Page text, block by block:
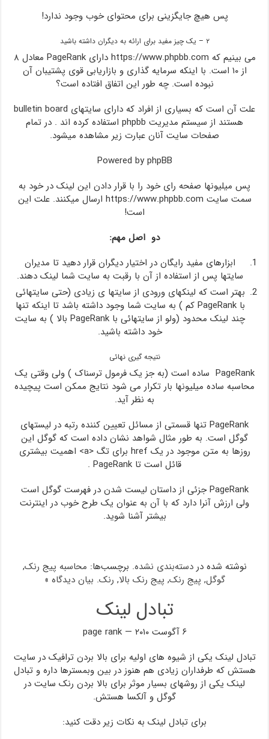
پس هیچ جایگزینی برای محتوای خوب وجود ندارد!
۲ – یک چیز مفید برای ارائه به دیگران داشته باشید
می بینیم که https://www.phpbb.com دارای PageRank معادل ۸
از ۱۰ است. با اینکه سرمایه گذاری و بازاریابی قوی پشتیبان آن
نبوده است. چه طور این اتفاق افتاده است؟
علت آن است که بسیاری از افراد که دارای سایتهای bulletin board
هستند از سیستم مدیریت phpbb استفاده کرده اند . در تمام
صفحات سایت آنان عبارت زیر مشاهده میشود.
Powered by phpBB
پس میلیونها صفحه رای خود را با قرار دادن این لینک در خود به
سمت سایت https://www.phpbb.com ارسال میکنند. علت این
است!
دو اصل مهم:
ابزارهای مفید رایگان در اختیار دیگران قرار دهید تا مدیران
سایتها پس از استفاده از آن با رقبت به سایت شما لینک دهند.
بهتر است که لینکهای ورودی از سایتها ی زیادی (‌حتی سایتهائی
با PageRank کم ) به سایت شما وجود داشته باشد تا اینکه تنها
چند لینک محدود (‌ولو از سایتهائی با PageRank بالا )‌ به سایت
خود داشته باشید.
نتیجه گیری نهائی
PageRank ساده است (‌به جز یک فرمول ترسناک ) ولی وقتی یک
محاسبه ساده میلیونها بار تکرار می شود نتایج ممکن است پیچیده
به نظر آید.
PageRank تنها قسمتی از مسائل تعیین کننده رتبه در لیستهای
گوگل است. به طور مثال شواهد نشان داده است که گوگل این
روزها به متن موجود در یک href برای تگ <a> اهمیت بیشتری
قائل است تا PageRank .
PageRank جزئی از داستان لیست شدن در فهرست گوگل است
ولی ارزش آنرا دارد که با آن به عنوان یک طرح خوب در اینترنت
بیشتر آشنا شوید.
نوشته شده دردسته‌بندی نشده. برچسب‌ها: محاسبه پیج رنک,
گوگل, پیج رنک, پیج رنک بالا, رنک. بیان دیدگاه »
تبادل لینک
۶ آگوست ۲۰۱۰ — page rank
تبادل لینک یکی از شیوه های اولیه برای بالا بردن ترافیک در سایت
هستش که طرفداران زیادی هم هنوز در بین وبمسترها داره و تبادل
لینک یکی از روشهای بسیار موثر برای بالا بردن رنک سایت در
گوگل و آلکسا هستش.
برای تبادل لینک به نکات زیر دقت کنید: